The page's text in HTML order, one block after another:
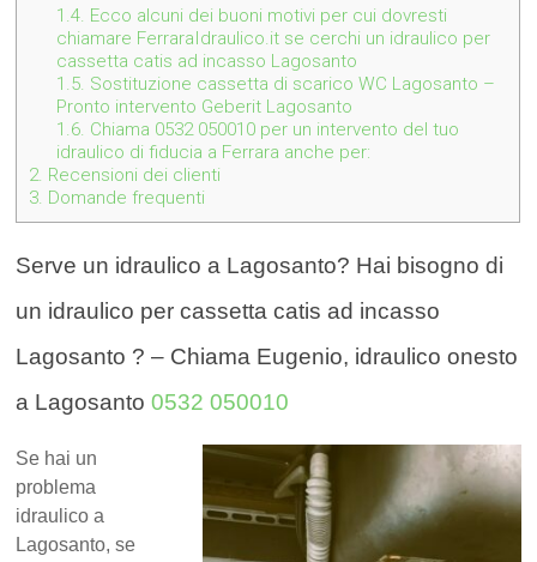
1.4. Ecco alcuni dei buoni motivi per cui dovresti
chiamare FerraraIdraulico.it se cerchi un idraulico per
cassetta catis ad incasso Lagosanto
1.5. Sostituzione cassetta di scarico WC Lagosanto –
Pronto intervento Geberit Lagosanto
1.6. Chiama 0532 050010 per un intervento del tuo
idraulico di fiducia a Ferrara anche per:
2. Recensioni dei clienti
3. Domande frequenti
Serve un idraulico a Lagosanto? Hai bisogno di
un idraulico per cassetta catis ad incasso
Lagosanto ? – Chiama Eugenio, idraulico onesto
a Lagosanto0532 050010
Se hai un
problema
idraulico a
Lagosanto, se